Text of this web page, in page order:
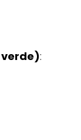
verde):